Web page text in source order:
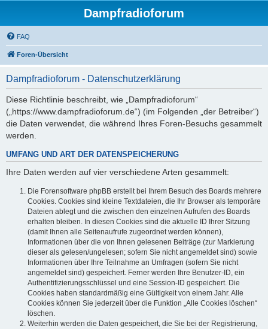
Dampfradioforum
FAQ
Foren-Übersicht
Dampfradioforum - Datenschutzerklärung
Diese Richtlinie beschreibt, wie „Dampfradioforum“
(„https://www.dampfradioforum.de“) (im Folgenden „der Betreiber“)
die Daten verwendet, die während Ihres Foren-Besuchs gesammelt
werden.
UMFANG UND ART DER DATENSPEICHERUNG
Ihre Daten werden auf vier verschiedene Arten gesammelt:
Die Forensoftware phpBB erstellt bei Ihrem Besuch des Boards mehrere
Cookies. Cookies sind kleine Textdateien, die Ihr Browser als temporäre
Dateien ablegt und die zwischen den einzelnen Aufrufen des Boards
erhalten bleiben. In diesen Cookies sind die aktuelle ID Ihrer Sitzung
(damit Ihnen alle Seitenaufrufe zugeordnet werden können),
Informationen über die von Ihnen gelesenen Beiträge (zur Markierung
dieser als gelesen/ungelesen; sofern Sie nicht angemeldet sind) sowie
Informationen über Ihre Teilnahme an Umfragen (sofern Sie nicht
angemeldet sind) gespeichert. Ferner werden Ihre Benutzer-ID, ein
Authentifizierungsschlüssel und eine Session-ID gespeichert. Die
Cookies haben standardmäßig eine Gültigkeit von einem Jahr. Alle
Cookies können Sie jederzeit über die Funktion „Alle Cookies löschen“
löschen.
Weiterhin werden die Daten gespeichert, die Sie bei der Registrierung,